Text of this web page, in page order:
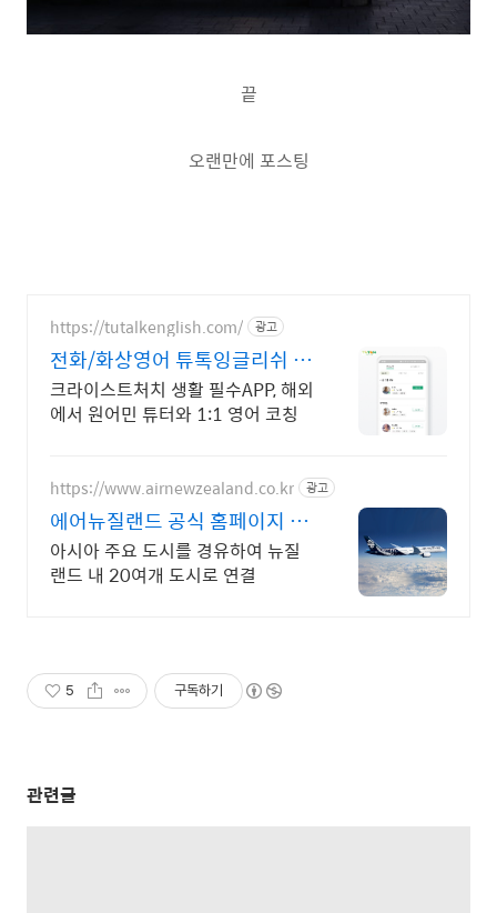
끝
오랜만에 포스팅
https://tutalkenglish.com/ 광고
전화/화상영어 튜톡잉글리쉬 음
성/화상 20분 무료 체험
크라이스트처치 생활 필수APP, 해외
에서 원어민 튜터와 1:1 영어 코칭
https://www.airnewzealand.co.kr 광고
에어뉴질랜드 공식 홈페이지 항
공권 예약 및 여행 정보
아시아 주요 도시를 경유하여 뉴질
랜드 내 20여개 도시로 연결
5 구독하기
관련글